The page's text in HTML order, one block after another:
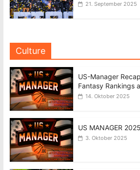
21. September 2025
Culture
US-Manager
Fantasy Rankings
14. Oktober 2025
US MANAGER
3. Oktober 2025